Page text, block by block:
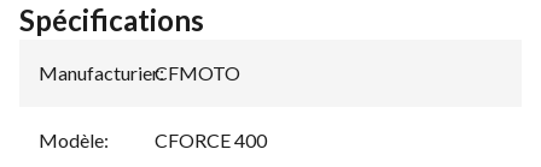
Spécifications
Manufacturier:
CFMOTO
Modèle: CFORCE 400